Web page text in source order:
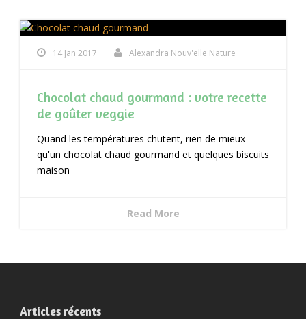
14 Jan 2017 Alexandra Nouv'elle Nature
Chocolat chaud gourmand : votre recette
de goûter veggie
Quand les températures chutent, rien de mieux
qu'un chocolat chaud gourmand et quelques biscuits
maison
Read More
Articles récents